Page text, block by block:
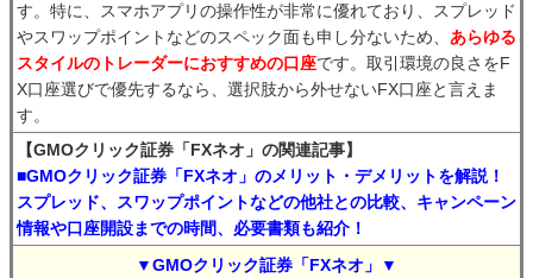
す。特に、スマホアプリの操作性が非常に優れており、スプレッド
やスワップポイントなどのスペック面も申し分ないため、 あらゆる
スタイルのトレーダーにおすすめの口座です。取引環境の良さをF
X口座選びで優先するなら、選択肢から外せないFX口座と言えま
す。
【GMOクリック証券「FXネオ」の関連記事】
■GMOクリック証券「FXネオ」のメリット・デメリットを解説！
スプレッド、スワップポイントなどの他社との比較、キャンペーン
情報や口座開設までの時間、必要書類も紹介！
▼GMOクリック証券「FXネオ」▼